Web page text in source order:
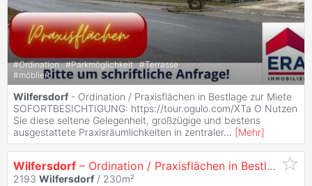
#Ordination #Parkmöglichkeit #Terrasse
#möbliert
Wilfersdorf - Ordination / Praxisflächen in Bestlage zur Miete
SOFORTBESICHTIGUNG: https://tour.ogulo.com/XTa O Nutzen
Sie diese seltene Gelegenheit, großzügige und bestens
ausgestattete Praxisräumlichkeiten in zentraler... [Mehr]
Wilfersdorf – Ordination / Praxisflächen in Bestlage zur Miete
2193 Wilfersdorf / 230m²